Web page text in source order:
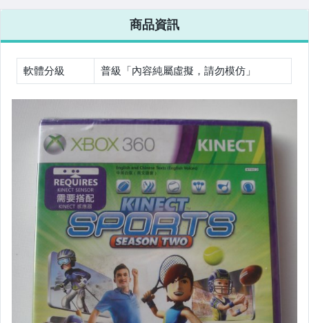
電玩遊戲與主機
寵物用品與水族
汽機車精品百貨
居家、家具與園藝
玩具、模型與公仔
女裝與服飾配件
男性精品與服飾
手錶與飾品配件
家電與影音視聽
商品資訊
軟體分級 普級「內容純屬虛擬，請勿模仿」